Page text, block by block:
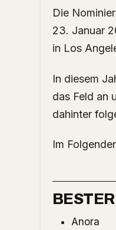
Die
23. Januar
in Los
In diesem
das Feld an
dahinter
Im
Anora